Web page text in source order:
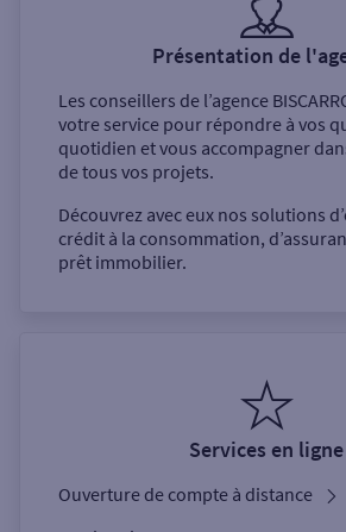
Présentation de
Les conseillers de l’agence
votre service pour répondre à vos
quotidien et vous accompagner
de tous vos projets.
Découvrez avec eux nos solutions
crédit à la consommation,
prêt immobilier.
Services en ligne
Ouverture de compte à distance